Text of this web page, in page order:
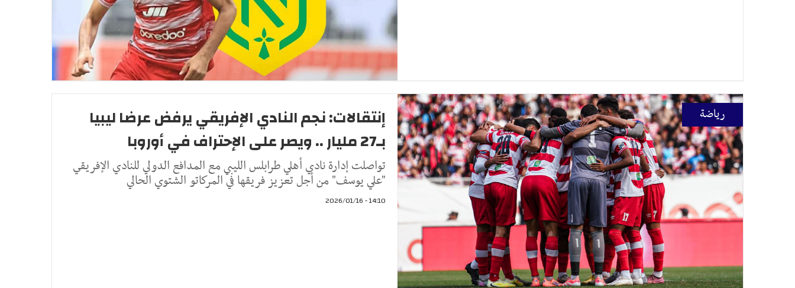
رياضة
إنتقالات: نجم النادي الإفريقي يرفض عرضا ليبيا
بـ27 مليار .. ويصر على الإحتراف في أوروبا
تواصلت إدارة نادي أهلي طرابلس الليبي مع المدافع الدولي للنادي الإفريقي
"علي يوسف" من أجل تعزيز فريقها في المركاتو الشتوي الحالي
14:10 - 2026/01/16